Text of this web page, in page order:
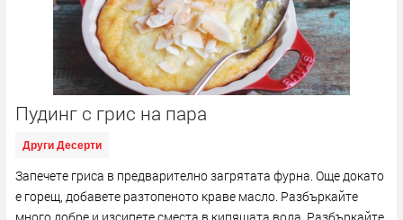
Пудинг с грис на пара
Други Десерти
Запечете гриса в предварително загрятата фурна. Още докато
е горещ, добавете разтопеното краве масло. Разбъркайте
много добре и изсипете сместа в кипящата вода. Разбъркайте,